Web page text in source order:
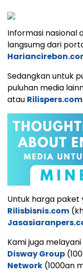
Informasi nasional
langsumg dari
Sedangkan untuk
puluhan media
atau Rilispers.com
Untuk harga paket
Rilisbisnis.com
Kami juga
Disway Group
Network (1000an